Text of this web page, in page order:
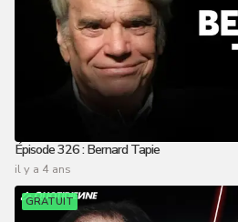
Épisode 326 : Bernard Tapie
il y a 4 ans
GRATUIT